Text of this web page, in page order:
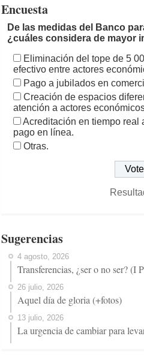
Encuesta
De las medidas del Banco
¿cuáles considera de mayor
Eliminación del tope de 5
efectivo entre actores
Pago a jubilados en
Creación de espacios
atención a actores
Acreditación en tiempo real
pago en línea.
Otras.
Sugerencias
4 agosto, 2026
Transferencias, ¿ser o no ser? (I
26 julio, 2026
Aquel día de gloria (+fotos)
13 julio, 2026
La urgencia de cambiar para